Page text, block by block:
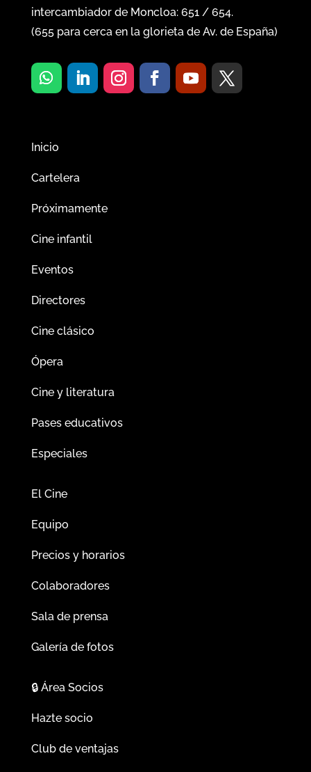
intercambiador de Moncloa: 651/ 654.
(655para cerca en la glorieta de Av. de España)
Inicio
Cartelera
Próximamente
Cine infantil
Eventos
Directores
Cine clásico
Ópera
Cine y literatura
Pases educativos
Especiales
El Cine
Equipo
Precios y horarios
Colaboradores
Sala de prensa
Galería de fotos
🔒Área Socios
Hazte socio
Club de ventajas